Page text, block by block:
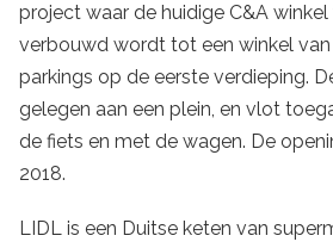
project waar de huidige C&A
verbouwd wordt tot een winkel van
parkings op de eerste verdieping.
gelegen aan een plein, en vlot
de fiets en met de wagen. De
2018.
LIDL is een Duitse keten van